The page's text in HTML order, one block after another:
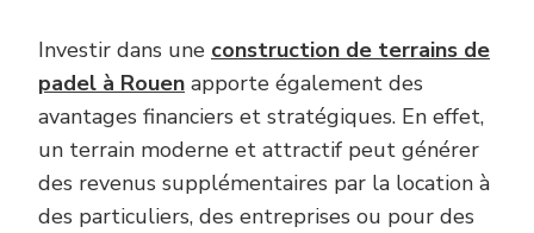
Investir dans une construction de terrains de
padel à Rouen apporte également des
avantages financiers et stratégiques. En effet,
un terrain moderne et attractif peut générer
des revenus supplémentaires par la location à
des particuliers, des entreprises ou pour des